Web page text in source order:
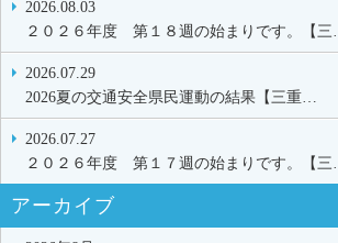
2026.08.03
２０２６年度 第１８週の始まりです。【三
2026.07.29
2026夏の交通安全県民運動の結果【三重…
2026.07.27
２０２６年度 第１７週の始まりです。【三
アーカイブ